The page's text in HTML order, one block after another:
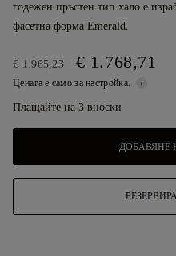
годежен пръстен тип хало е
фасетна форма Emerald.
€ 1.965,23 € 1.768,71
Цената е само за настройка.
Плащайте на 3 вноски
ДОБАВЯНЕ